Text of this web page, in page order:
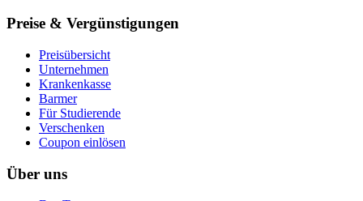
Preise & Vergünstigungen
Preisübersicht
Unternehmen
Krankenkasse
Barmer
Für Studierende
Ver­schen­ken
Coupon einlösen
Über uns